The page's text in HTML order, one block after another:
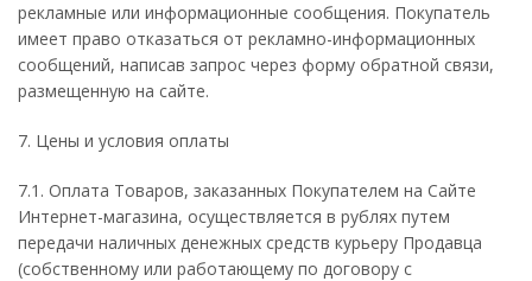
рекламные или информационные сообщения. Покупатель
имеет право отказаться от рекламно-информационных
сообщений, написав запрос через форму обратной связи,
размещенную на сайте.
7. Цены и условия оплаты
7.1. Оплата Товаров, заказанных Покупателем на Сайте
Интернет-магазина, осуществляется в рублях путем
передачи наличных денежных средств курьеру Продавца
(собственному или работающему по договору с